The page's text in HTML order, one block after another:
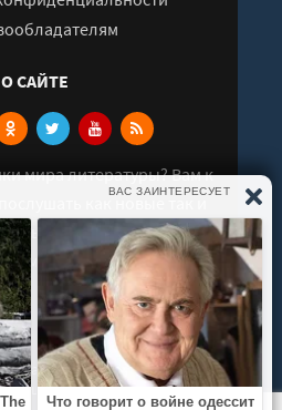
О САЙТЕ
мира литературы? Вам к
как новые так и
Выбрать и поделиться с
аудиокнигами!
audio.net. Все права